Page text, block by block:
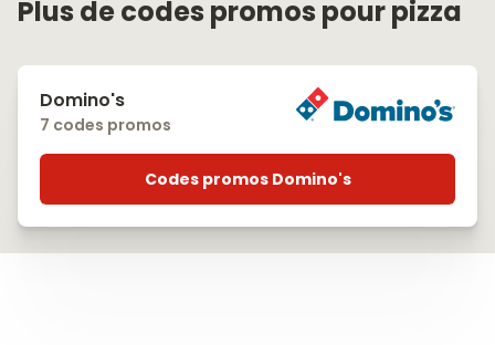
Plus de codes promos pour pizza
Domino's
7 codes promos
Codes promos Domino's